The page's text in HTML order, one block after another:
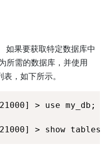
如果要获取特定数据库中
所需的数据库，并使用
，如下所示。
> use my_db;
> show tables;